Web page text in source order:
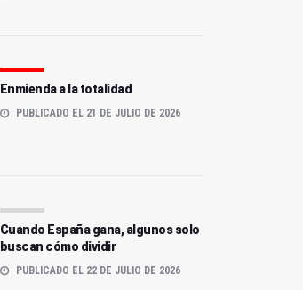
Enmienda a la totalidad
PUBLICADO EL 21 DE JULIO DE 2026
Cuando España gana, algunos solo
buscan cómo dividir
PUBLICADO EL 22 DE JULIO DE 2026